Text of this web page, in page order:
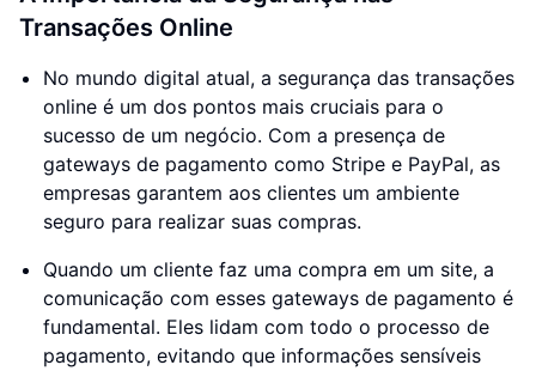
Transações Online
No mundo digital atual, a segurança das transações
online é um dos pontos mais cruciais para o
sucesso de um negócio. Com a presença de
gateways de pagamento como Stripe e PayPal, as
empresas garantem aos clientes um ambiente
seguro para realizar suas compras.
Quando um cliente faz uma compra em um site, a
comunicação com esses gateways de pagamento é
fundamental. Eles lidam com todo o processo de
pagamento, evitando que informações sensíveis